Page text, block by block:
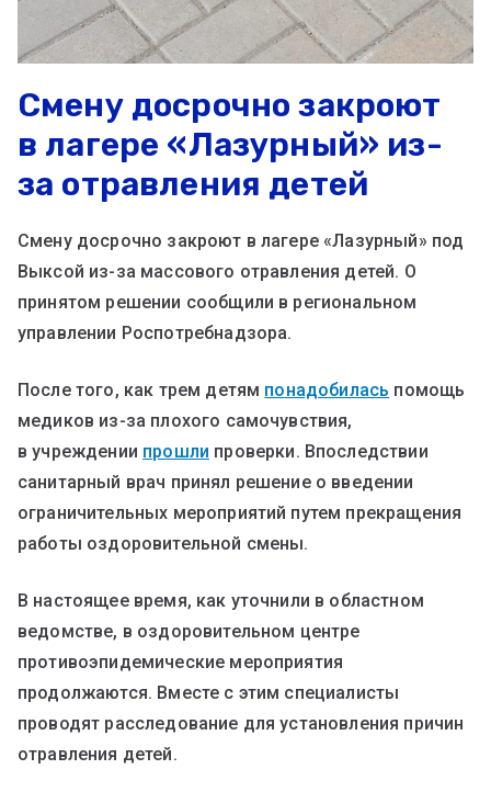
Смену досрочно закроют
в лагере «Лазурный» из-
за отравления детей
Смену досрочно закроют в лагере «Лазурный» под
Выксой из-за массового отравления детей. О
принятом решении сообщили в региональном
управлении Роспотребнадзора.
После того, как трем детям понадобилась помощь
медиков из-за плохого самочувствия,
в учреждении прошли проверки. Впоследствии
санитарный врач принял решение о введении
ограничительных мероприятий путем прекращения
работы оздоровительной смены.
В настоящее время, как уточнили в областном
ведомстве, в оздоровительном центре
противоэпидемические мероприятия
продолжаются. Вместе с этим специалисты
проводят расследование для установления причин
отравления детей.